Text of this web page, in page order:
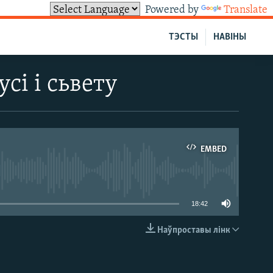
Powered by Translate
НАВІНЫ
ТЭСТЫ
і сьвету
EMBED
18:42
Наўпроставы лінк